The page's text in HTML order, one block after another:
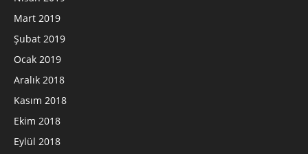
Mart 2019
Şubat 2019
Ocak 2019
Aralık 2018
Kasım 2018
Ekim 2018
Eylül 2018